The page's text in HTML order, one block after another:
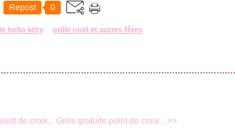
Repost 0
hello kitty
grille noël et autres fêtes
de croix... Grille gratuite point de croix... >>